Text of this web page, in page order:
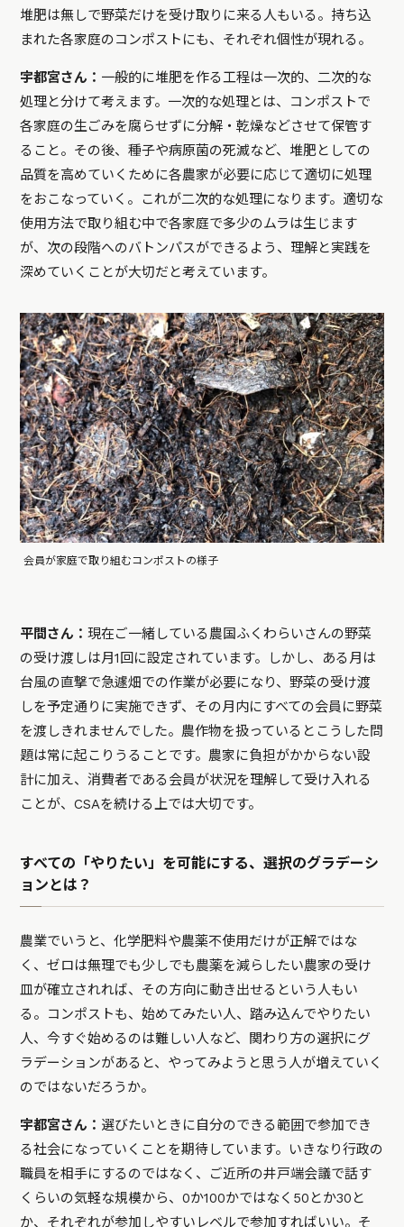
堆肥は無しで野菜だけを受け取りに来る人もいる。持ち込
まれた各家庭のコンポストにも、それぞれ個性が現れる。
宇都宮さん： 一般的に堆肥を作る工程は一次的、二次的な
処理と分けて考えます。一次的な処理とは、コンポストで
各家庭の生ごみを腐らせずに分解・乾燥などさせて保管す
ること。その後、種子や病原菌の死滅など、堆肥としての
品質を高めていくために各農家が必要に応じて適切に処理
をおこなっていく。これが二次的な処理になります。適切な
使用方法で取り組む中で各家庭で多少のムラは生じます
が、次の段階へのバトンパスができるよう、理解と実践を
深めていくことが大切だと考えています。
会員が家庭で取り組むコンポストの様子
平間さん：現在ご一緒している農国ふくわらいさんの野菜
の受け渡しは月1回に設定されています。しかし、ある月は
台風の直撃で急遽畑での作業が必要になり、野菜の受け渡
しを予定通りに実施できず、その月内にすべての会員に野菜
を渡しきれませんでした。農作物を扱っているとこうした問
題は常に起こりうることです。農家に負担がかからない設
計に加え、消費者である会員が状況を理解して受け入れる
ことが、CSAを続ける上では大切です。
すべての「やりたい」を可能にする、選択のグラデーシ
ョンとは？
農業でいうと、化学肥料や農薬不使用だけが正解ではな
く、ゼロは無理でも少しでも農薬を減らしたい農家の受け
皿が確立されれば、その方向に動き出せるという人もい
る。コンポストも、始めてみたい人、踏み込んでやりたい
人、今すぐ始めるのは難しい人など、関わり方の選択にグ
ラデーションがあると、やってみようと思う人が増えていく
のではないだろうか。
宇都宮さん： 選びたいときに自分のできる範囲で参加でき
る社会になっていくことを期待しています。いきなり行政の
職員を相手にするのではなく、ご近所の井戸端会議で話す
くらいの気軽な規模から、0か100かではなく50とか30と
か、それぞれが参加しやすいレベルで参加すればいい。そ